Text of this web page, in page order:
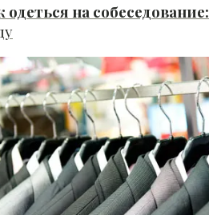
одеться на собеседование: